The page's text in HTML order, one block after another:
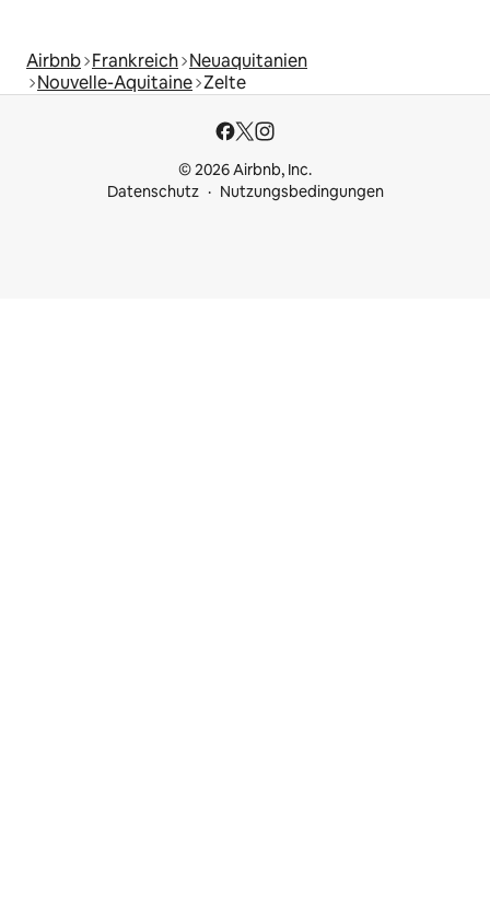
Airbnb Frankreich Neuaquitanien
Nouvelle-Aquitaine Zelte
© 2026 Airbnb, Inc.
Datenschutz
Nutzungsbedingungen